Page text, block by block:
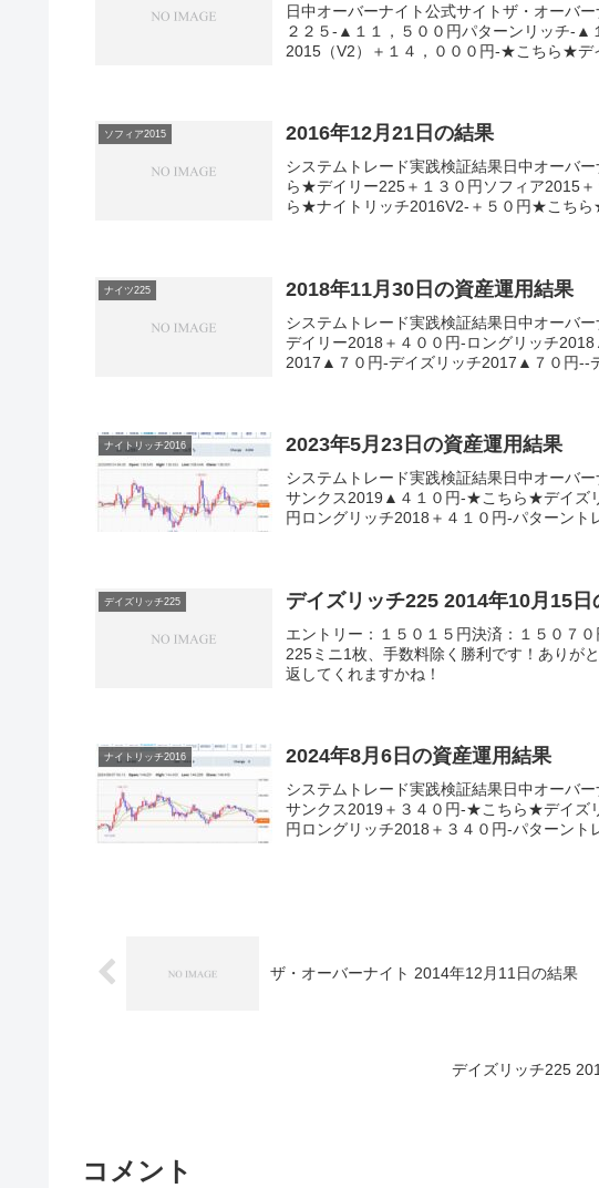
日中オーバーナイト公式サイトザ・オー
２２５-▲１１，５００円パターンリッチ-
2015（V2）＋１４，０００円-★こちら★デ
ソフィア2015 2016年12月21日の結果
システムトレード実践検証結果日中オーバ
ら★デイリー225＋１３０円ソフィア2015
ら★ナイトリッチ2016V2-＋５０円★こち
ナイツ225 2018年11月30日の資産運用結果
システムトレード実践検証結果日中オーバ
デイリー2018＋４００円-ロングリッチ
2017▲７０円-デイズリッチ2017▲７０円--
ナイトリッチ2016 2023年5月23日の資産運用結果
システムトレード実践検証結果日中オーバ
サンクス2019▲４１０円-★こちら★デイズ
円ロングリッチ2018＋４１０円-パターント
デイズリッチ225 デイズリッチ225 2014年10月15日
エントリー：１５０１５円決済：１５０７
225ミニ1枚、手数料除く勝利です！ありが
返してくれますかね！
ナイトリッチ2016 2024年8月6日の資産運用結果
システムトレード実践検証結果日中オーバ
サンクス2019＋３４０円-★こちら★デイズ
円ロングリッチ2018＋３４０円-パターント
ザ・オーバーナイト 2014年12月11日の結果
デイズリッチ225
コメント